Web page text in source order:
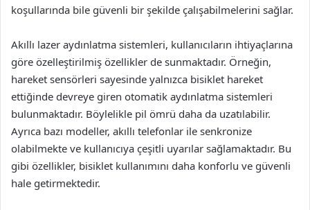
koşullarında bile güvenli bir şekilde çalışabilmelerini sağlar.
Akıllı lazer aydınlatma sistemleri, kullanıcıların ihtiyaçlarına
göre özelleştirilmiş özellikler de sunmaktadır. Örneğin,
hareket sensörleri sayesinde yalnızca bisiklet hareket
ettiğinde devreye giren otomatik aydınlatma sistemleri
bulunmaktadır. Böylelikle pil ömrü daha da uzatılabilir.
Ayrıca bazı modeller, akıllı telefonlar ile senkronize
olabilmekte ve kullanıcıya çeşitli uyarılar sağlamaktadır. Bu
gibi özellikler, bisiklet kullanımını daha konforlu ve güvenli
hale getirmektedir.